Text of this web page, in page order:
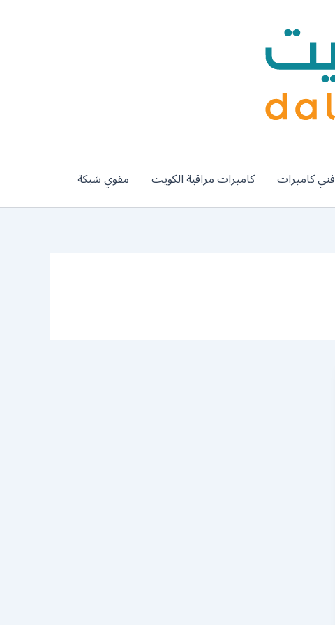
فني كاميرات كاميرات مراقبة الكويت مقوي شبكة